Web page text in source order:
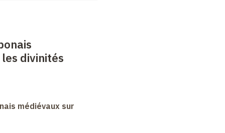
divinités
médiévaux sur